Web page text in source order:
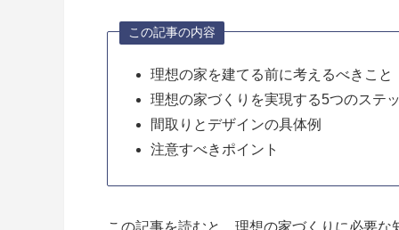
この記事の内容
理想の家を建てる前に考えるべきこと
理想の家づくりを実現する5つのステ
間取りとデザインの具体例
注意すべきポイント
この記事を読むと、理想の家づくりに必要